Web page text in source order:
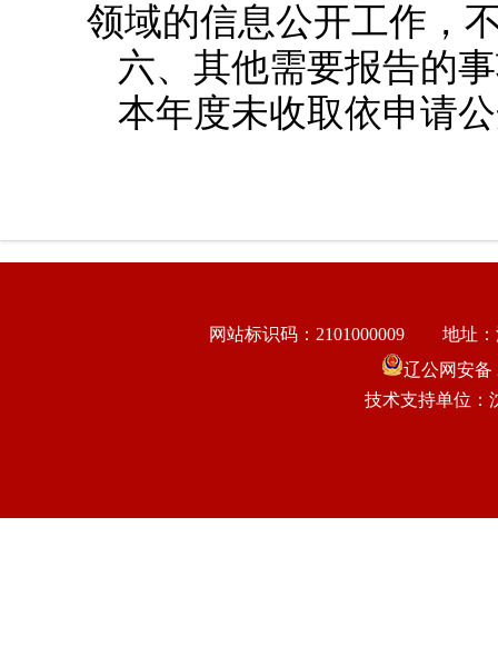
领域的信息公开工作，
六、其他需要报告的
本年度未收取依申请
网站标识码：2101000009
地址
辽公网安备
技术支持单位：